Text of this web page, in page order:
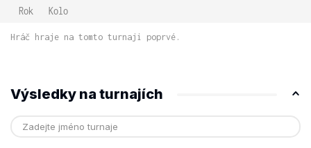
Rok Kolo
Hráč hraje na tomto turnaji poprvé.
Výsledky na turnajích